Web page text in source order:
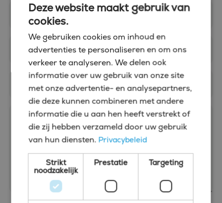
Deze website maakt gebruik van
cookies.
We gebruiken cookies om inhoud en
advertenties te personaliseren en om ons
verkeer te analyseren. We delen ook
informatie over uw gebruik van onze site
met onze advertentie- en analysepartners,
die deze kunnen combineren met andere
informatie die u aan hen heeft verstrekt of
die zij hebben verzameld door uw gebruik
van hun diensten. Privacybeleid
Strikt
noodzakelijk
Prestatie Targeting